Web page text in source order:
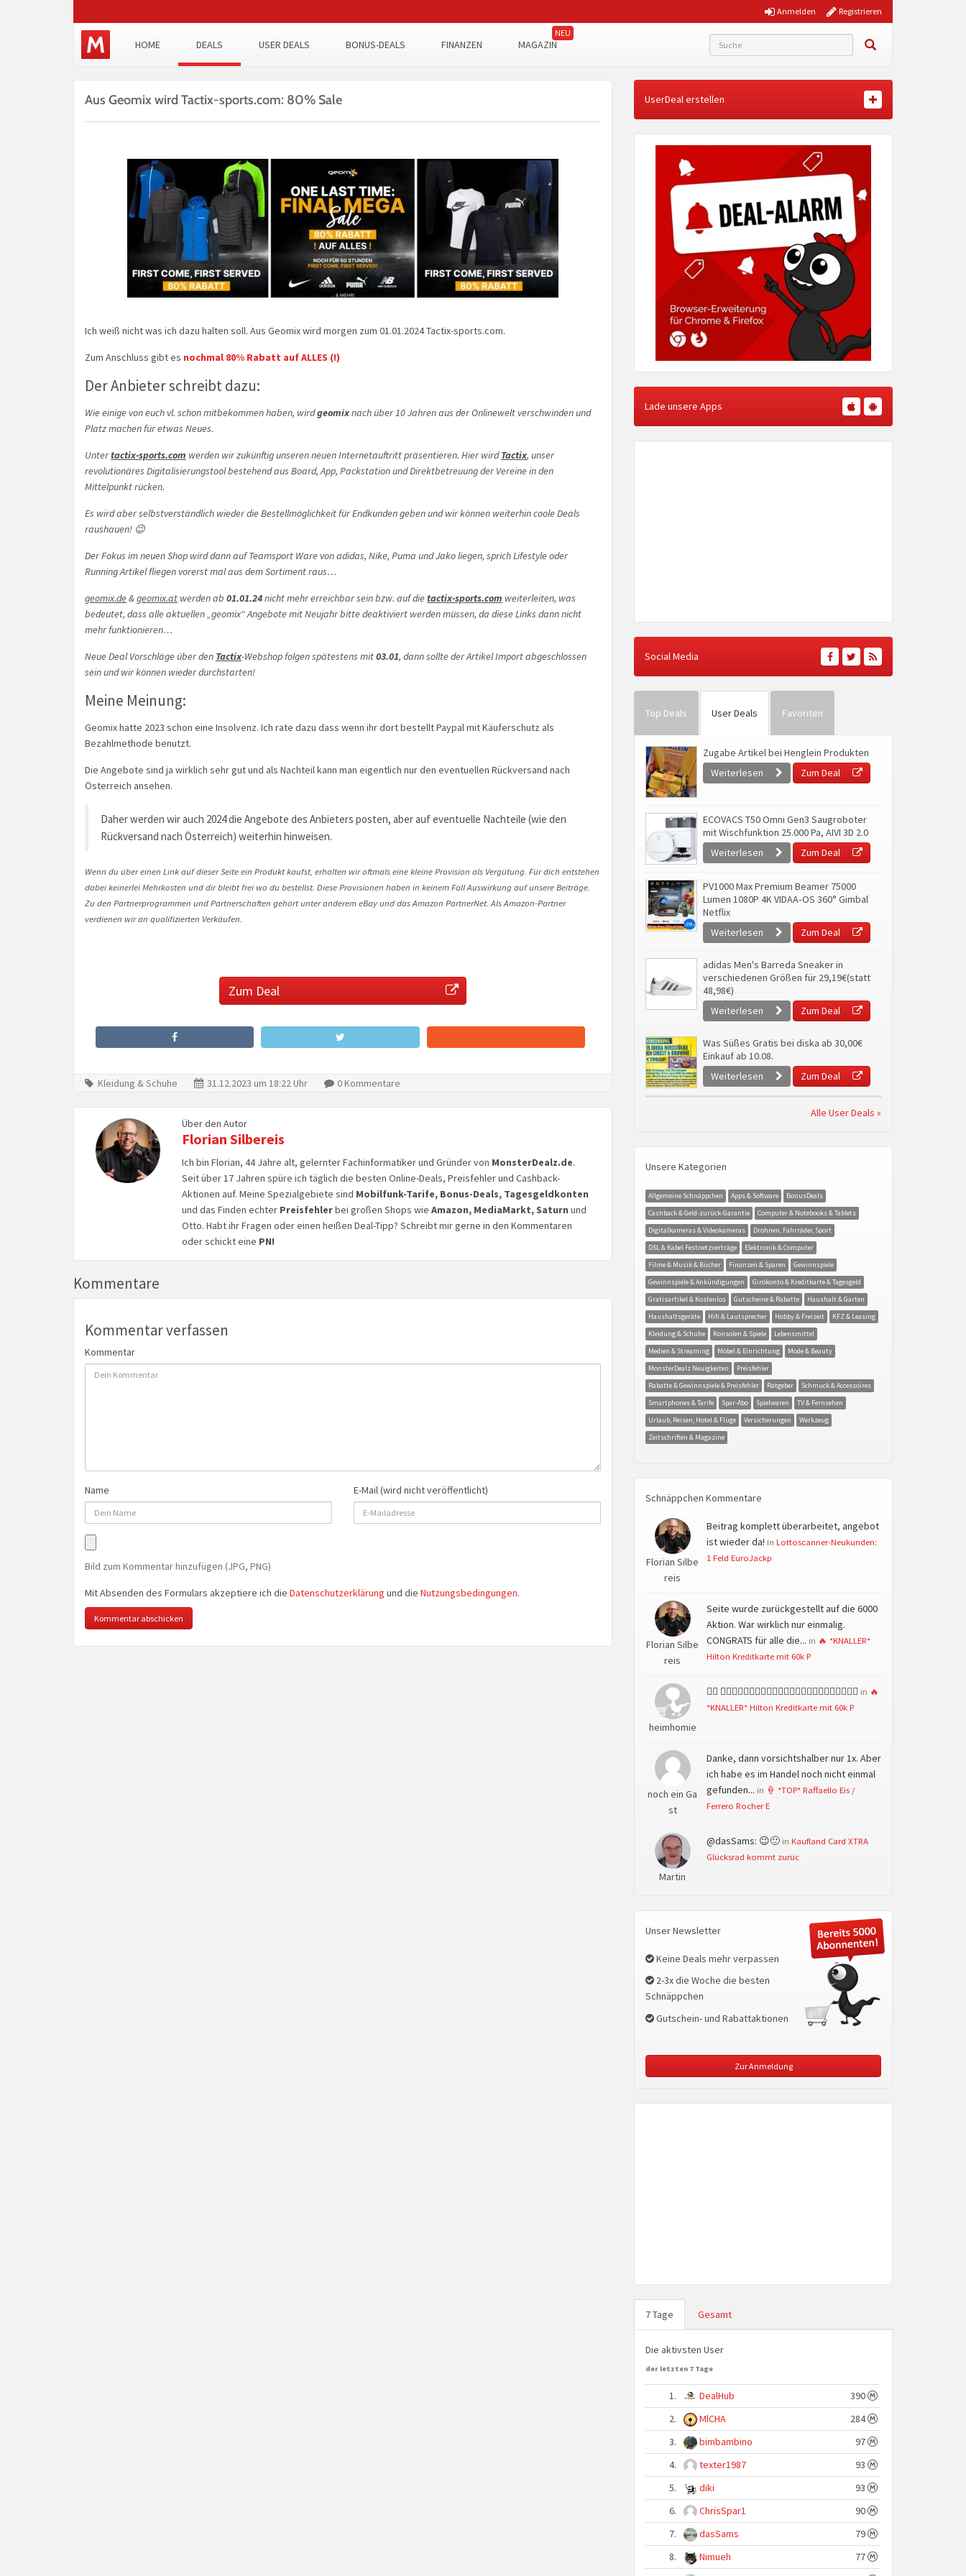
Registrieren
Anmelden
HOME DEALS USER DEALS BONUS-DEALS FINANZEN MAGAZIN
Aus Geomix wird Tactix-sports.com: 80% Sale
Ich weiß nicht was ich dazu halten soll. Aus Geomix wird morgen zum 01.01.2024 Tactix-sports.com.
Zum Anschluss gibt es nochmal 80% Rabatt auf ALLES (!)
Der Anbieter schreibt dazu:
Wie einige von euch vl. schon mitbekommen haben, wirdgeomixnach über 10 Jahren aus der Onlinewelt verschwinden und
Platz machen für etwas Neues.
Untertactix-sports.com werden wir zukünftig unseren neuen Internetauftritt präsentieren. Hier wirdTactix, unser
revolutionäres Digitalisierungstool bestehend aus Board, App, Packstation und Direktbetreuung der Vereine in den
Mittelpunkt rücken.
Es wird aber selbstverständlich wieder die Bestellmöglichkeit für Endkunden geben und wir können weiterhin coole Deals
raushauen! 😉
Der Fokus im neuen Shop wird dann auf Teamsport Ware von adidas, Nike, Puma und Jako liegen, sprich Lifestyle oder
Running Artikel fliegen vorerst mal aus dem Sortiment raus…
geomix.de&geomix.at werden ab 01.01.24nicht mehr erreichbar sein bzw. auf dietactix-sports.com weiterleiten, was
bedeutet, dass alle aktuellen „geomix“ Angebote mit Neujahr bitte deaktiviert werden müssen, da diese Links dann nicht
mehr funktionieren…
Neue Deal Vorschläge über den Tactix-Webshop folgen spätestens mit03.01, dann sollte der Artikel Import abgeschlossen
sein und wir können wieder durchstarten!
Meine Meinung:
Geomix hatte 2023 schon eine Insolvenz. Ich rate dazu dass wenn ihr dort bestellt Paypal mit Käuferschutz als
Bezahlmethode benutzt.
Die Angebote sind ja wirklich sehr gut und als Nachteil kann man eigentlich nur den eventuellen Rückversand nach
Österreich ansehen.
Daher werden wir auch 2024 die Angebote des Anbieters posten, aber auf eventuelle Nachteile (wie den
Rückversand nach Österreich) weiterhin hinweisen.
Wenn du über einen Link auf dieser Seite ein Produkt kaufst, erhalten wir oftmals eine kleine Provision als Vergütung. Für dich entstehen
dabei keinerlei Mehrkosten und dir bleibt frei wo du bestellst. Diese Provisionen haben in keinem Fall Auswirkung auf unsere Beiträge.
Zu den Partnerprogrammen und Partnerschaften gehört unter anderem eBay und das Amazon PartnerNet. Als Amazon-Partner
verdienen wir an qualifizierten Verkäufen.
Zum Deal
Kleidung & Schuhe 31.12.2023 um 18:22 Uhr 0 Kommentare
Über den Autor
Florian Silbereis
Ich bin Florian, 44 Jahre alt, gelernter Fachinformatiker und Gründer von MonsterDealz.de.
Seit über 17 Jahren spüre ich täglich die besten Online-Deals, Preisfehler und Cashback-
Aktionen auf. Meine Spezialgebiete sind Mobilfunk-Tarife, Bonus-Deals, Tagesgeldkonten
und das Finden echterPreisfehlerbei großen Shops wie Amazon, MediaMarkt, Saturn und
Otto. Habt ihr Fragen oder einen heißen Deal-Tipp? Schreibt mir gerne in den Kommentaren
oder schickt eine PN!
Kommentare
Kommentar verfassen
Kommentar
Name E-Mail (wird nicht veröffentlicht)
Bild zum Kommentar hinzufügen (JPG, PNG)
Mit Absenden des Formulars akzeptiere ich die Datenschutzerklärung und die Nutzungsbedingungen.
UserDeal erstellen
Lade unsere Apps
Social Media
Top Deals User Deals Favoriten
Zugabe Artikel bei Henglein Produkten
Weiterlesen
Zum Deal
ECOVACS T50 Omni Gen3 Saugroboter
mit Wischfunktion 25.000 Pa, AIVI 3D 2.0
Weiterlesen
Zum Deal
PV1000 Max Premium Beamer 75000
Lumen 1080P 4K VIDAA‑OS 360° Gimbal
Netflix
Weiterlesen
Zum Deal
adidas Men's Barreda Sneaker in
verschiedenen Größen für 29,19€(statt
48,98€)
Weiterlesen
Zum Deal
Was Süßes Gratis bei diska ab 30,00€
Einkauf ab 10.08.
Weiterlesen
Zum Deal
Alle User Deals »
Unsere Kategorien
Allgemeine Schnäppchen Apps & Software
BonusDeals
Cashback & Geld-zurück-Garantie
Computer & Notebooks & Tablets
Digitalkameras & Videokameras
Drohnen, Fahrräder, Sport
DSL & Kabel Festnetzverträge
Elektronik & Computer
Filme & Musik & Bücher
Finanzen & Sparen
Gewinnspiele
Gewinnspiele & Ankündigungen
Girokonto & Kreditkarte & Tagesgeld
Gratisartikel & Kostenlos
Gutscheine & Rabatte
Haushalt & Garten
Haushaltsgeräte
Hifi & Lautsprecher Hobby & Freizeit
KFZ & Leasing
Kleidung & Schuhe
Konsolen & Spiele
Lebensmittel
Medien & Streaming
Möbel & Einrichtung
Mode & Beauty
MonsterDealz Neuigkeiten
Preisfehler
Rabatte & Gewinnspiele & Preisfehler
Ratgeber
Schmuck & Accessoires
Smartphones & Tarife
Spar-Abo Spielwaren
TV & Fernsehen
Urlaub, Reisen, Hotel & Flüge
Versicherungen
Werkzeug
Zeitschriften & Magazine
Schnäppchen Kommentare
Florian Silbe
reis
Beitrag komplett überarbeitet, angebot
ist wieder da! in Lottoscanner-Neukunden:
1 Feld EuroJackp
Florian Silbe
reis
Seite wurde zurückgestellt auf die 6000
Aktion. War wirklich nur einmalig.
CONGRATS für alle die... in 🔥 *KNALLER*
Hilton Kreditkarte mit 60k P
heimhomie
👍🏻 👍🏻👍🏻👍🏻👍🏻👍🏻👍🏻👍🏻👍🏻👍🏻👍🏻👍🏻👍🏻 in 🔥
*KNALLER* Hilton Kreditkarte mit 60k P
noch ein Ga
st
Danke, dann vorsichtshalber nur 1x. Aber
ich habe es im Handel noch nicht einmal
gefunden... in 🍦 *TOP* Raffaello Eis /
Ferrero Rocher E
Martin
@dasSams: 😉🙂 in Kaufland Card XTRA
Glücksrad kommt zurüc
Unser Newsletter
Keine Deals mehr verpassen
2-3x die Woche die besten
Schnäppchen
Gutschein- und Rabattaktionen
Zur Anmeldung
7 Tage Gesamt
Die aktivsten User
der letzten 7 Tage
1. DealHub
390
2.
MlCHA
284
3.
bimbambino
97
4.
texter1987
93
5.
diki
93
6.
ChrisSpar1
90
7.
dasSams
79
8.
Nimueh
77